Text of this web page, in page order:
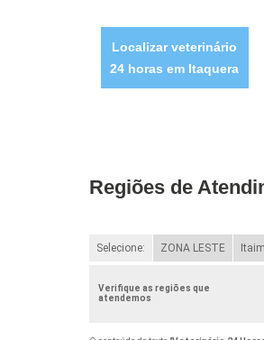
Localizar veterinário
24 horas em Itaquera
Regiões de
Selecione: ZONA LESTE
Verifique as regiões que
atendemos